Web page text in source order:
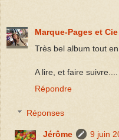
Marque-Pages et Cie
Très bel album tout
A lire, et faire suivre....
Répondre
Réponses
Jérôme
9 juin